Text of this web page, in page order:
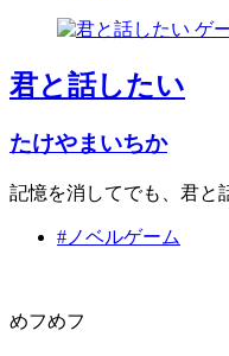
君と話したい
たけやまいちか
記憶を消してでも、君と
#ノベルゲーム
めフめフ